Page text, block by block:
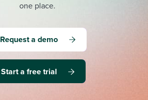
one place.
Request a demo
Start a free trial